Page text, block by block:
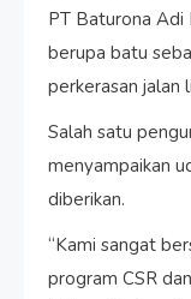
PT Baturona Adi
berupa batu
perkerasan jalan
Salah satu
menyampaikan
diberikan.
“Kami sangat
program CSR